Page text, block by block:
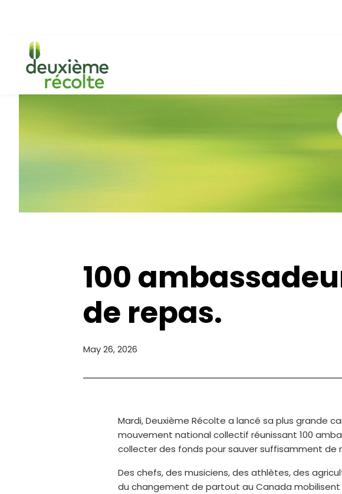
100
de repas.
May 26, 2026
Mardi, Deuxième Récolte a lancé sa plus grande
mouvement national collectif réunissant 100
collecter des fonds pour sauver suffisamment de
Des chefs, des musiciens, des athlètes, des
du changement de partout au Canada